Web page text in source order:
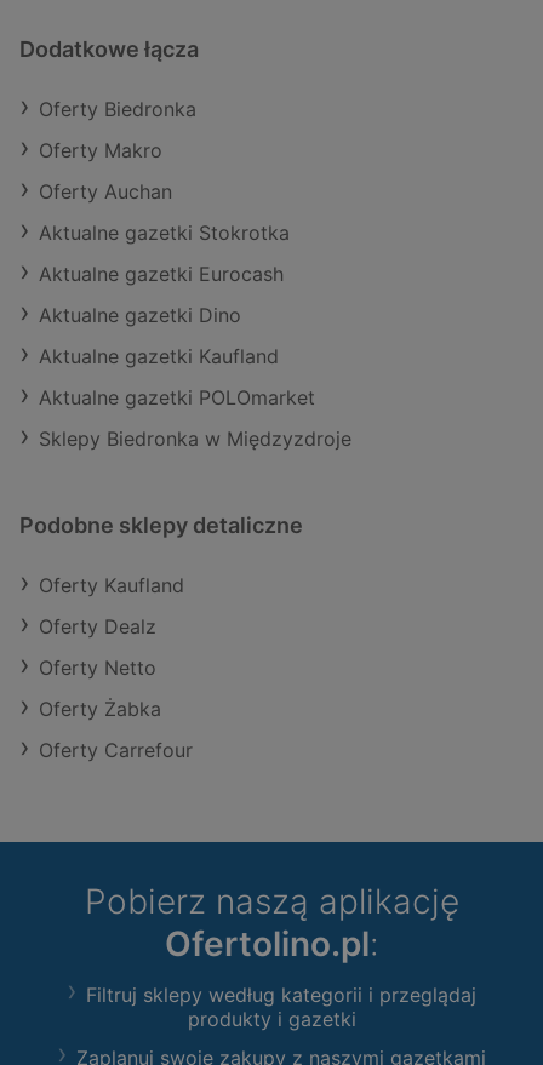
Dodatkowe łącza
Oferty Biedronka
Oferty Makro
Oferty Auchan
Aktualne gazetki Stokrotka
Aktualne gazetki Eurocash
Aktualne gazetki Dino
Aktualne gazetki Kaufland
Aktualne gazetki POLOmarket
Sklepy Biedronka w Międzyzdroje
Podobne sklepy detaliczne
Oferty Kaufland
Oferty Dealz
Oferty Netto
Oferty Żabka
Oferty Carrefour
Pobierz naszą aplikację
Ofertolino.pl:
Filtruj sklepy według kategorii i przeglądaj
produkty i gazetki
Zaplanuj swoje zakupy z naszymi gazetkami